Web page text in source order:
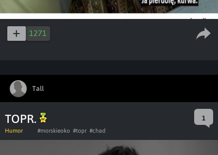
1271
Tall
TOPR. 1
Humor #morskieoko #topr #chad